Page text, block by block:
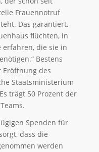
Frauennotruf
Das garantiert,
flüchten, in
die sie in
Bestens
des
Staatsministerium
trägt 50 Prozent der
Spenden für
dass die
werden